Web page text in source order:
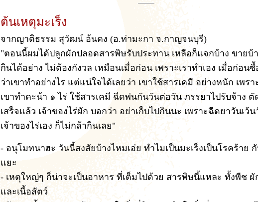
ต้นเหตุมะเร็ง
จากญาติธรรม สุวัฒน์ อ้นคง (อ.ท่ามะกา จ.กาญจนบุรี)
"ตอนนี้ผมได้ปลูกผักปลอดสารพิษรับประทาน เหลือก็แจกบ้าง ขายบ้
กินได้อย่าง ไม่ต้องกังวล เหมือนเมื่อก่อน เพราะเราทำเอง เมื่อก่อน
ว่าเขาทำอย่างไร แต่แน่ใจได้เลยว่า เขาใช้สารเคมี อย่างหนัก เพรา
เขาทำคะน้า ๑ ไร่ ใช้สารเคมี ฉีดพ่นกันวันต่อวัน ภรรยาไปรับจ้าง ตั
เสร็จแล้ว เจ้าของไร่ผัก บอกว่า อย่าเก็บไปกินนะ เพราะฉีดยาวันเว้
เจ้าของไร่เอง ก็ไม่กล้ากินเลย"
- อนุโมทนาฮะ วันนี้สงสัยบ้างไหมเอ่ย ทำไมเป็นมะเร็งเป็นโรคร้าย
แยะ
- เหตุใหญ่ๆ ก็น่าจะเป็นอาหาร ที่เต็มไปด้วย สารพิษนี้แหละ ทั้งพืช ผั
และเนื้อสัตว์